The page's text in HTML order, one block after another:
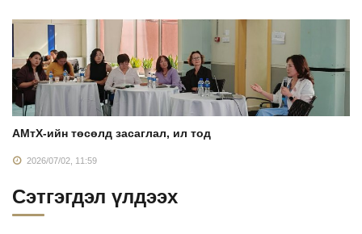
АМтХ-ийн төсөлд засаглал, ил тод
2026/07/02, 11:59
Сэтгэгдэл үлдээх